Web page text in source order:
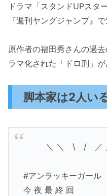
ドラマ「スタンドUPスタ
『週刊ヤングジャンプ』で
原作者の福田秀さんの過
ラマ化された「ドロ刑」が
脚本家は2人い
⠀ ＼ ＼ \ / ／
#アンラッキーガール
今 夜 最 終 回